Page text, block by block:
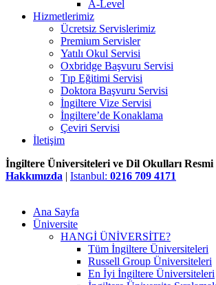
A-Level
Hizmetlerimiz
Ücretsiz Servislerimiz
Premium Servisler
Yatılı Okul Servisi
Oxbridge Başvuru Servisi
Tıp Eğitimi Servisi
Doktora Başvuru Servisi
İngiltere Vize Servisi
İngiltere’de Konaklama
Çeviri Servisi
İletişim
İngiltere Üniversiteleri ve Dil Okulları
Hakkımızda | Istanbul: 0216 709 4171
Ana Sayfa
Üniversite
HANGİ ÜNİVERSİTE?
Tüm İngiltere Üniversiteleri
Russell Group Üniversiteleri
En İyi İngiltere Üniversiteleri